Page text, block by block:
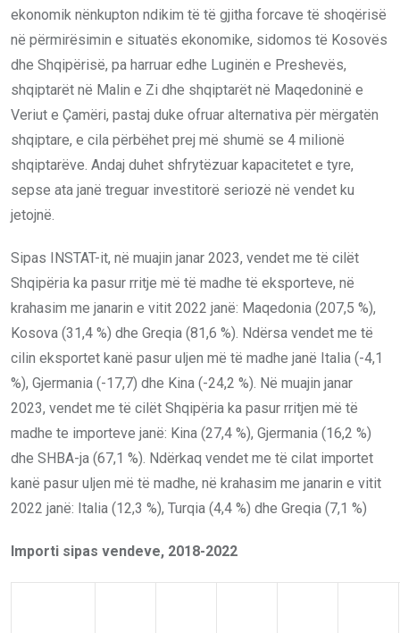
ekonomik nënkupton ndikim të të gjitha forcave të shoqërisë
në përmirësimin e situatës ekonomike, sidomos të Kosovës
dhe Shqipërisë, pa harruar edhe Luginën e Preshevës,
shqiptarët në Malin e Zi dhe shqiptarët në Maqedoninë e
Veriut e Çamëri, pastaj duke ofruar alternativa për mërgatën
shqiptare, e cila përbëhet prej më shumë se 4 milionë
shqiptarëve. Andaj duhet shfrytëzuar kapacitetet e tyre,
sepse ata janë treguar investitorë seriozë në vendet ku
jetojnë.
Sipas INSTAT-it, në muajin janar 2023, vendet me të cilët
Shqipëria ka pasur rritje më të madhe të eksporteve, në
krahasim me janarin e vitit 2022 janë: Maqedonia (207,5 %),
Kosova (31,4 %) dhe Greqia (81,6 %). Ndërsa vendet me të
cilin eksportet kanë pasur uljen më të madhe janë Italia (-4,1
%), Gjermania (-17,7) dhe Kina (-24,2 %). Në muajin janar
2023, vendet me të cilët Shqipëria ka pasur rritjen më të
madhe te importeve janë: Kina (27,4 %), Gjermania (16,2 %)
dhe SHBA-ja (67,1 %). Ndërkaq vendet me të cilat importet
kanë pasur uljen më të madhe, në krahasim me janarin e vitit
2022 janë: Italia (12,3 %), Turqia (4,4 %) dhe Greqia (7,1 %)
Importi sipas vendeve, 2018-2022